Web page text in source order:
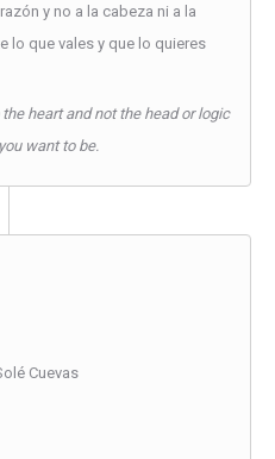
y no a la cabeza ni a la
lo que vales y que lo quieres
heart and not the head or logic
want to be.
Cuevas